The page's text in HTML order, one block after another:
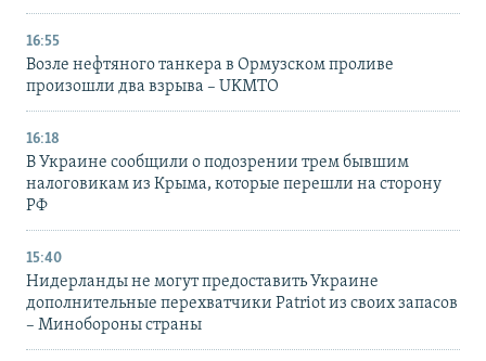
16:55
Возле нефтяного танкера в Ормузском проливе
произошли два взрыва – UKMTO
16:18
В Украине сообщили о подозрении трем бывшим
налоговикам из Крыма, которые перешли на сторону
РФ
15:40
Нидерланды не могут предоставить Украине
дополнительные перехватчики Patriot из своих запасов
– Минобороны страны